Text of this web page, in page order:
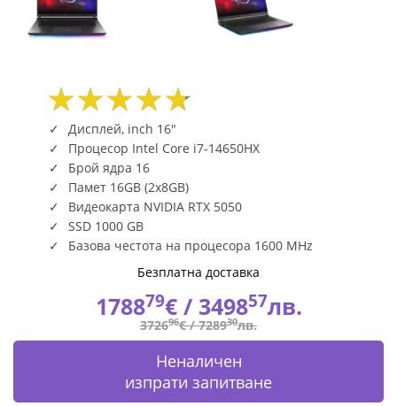
Дисплей, inch 16"
Процесор Intel Core i7-14650HX
Брой ядра 16
Памет 16GB (2x8GB)
Видеокарта NVIDIA RTX 5050
SSD 1000 GB
Базова честота на процесора 1600 MHz
Безплатна доставка
178879€ / 349857лв.
372696€ /728930лв.
Неналичен
изпрати запитване